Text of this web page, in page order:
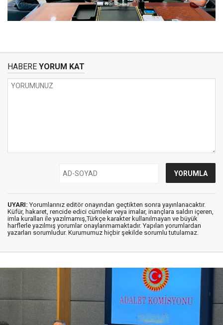
HABERE YORUM KAT
UYARI: Yorumlarınız editör onayından geçtikten sonra yayınlanacaktır.
Küfür, hakaret, rencide edici cümleler veya imalar, inançlara saldırı içeren,
imla kuralları ile yazılmamış,Türkçe karakter kullanılmayan ve büyük
harflerle yazılmış yorumlar onaylanmamaktadır. Yapılan yorumlardan
yazarları sorumludur. Kurumumuz hiçbir şekilde sorumlu tutulamaz.